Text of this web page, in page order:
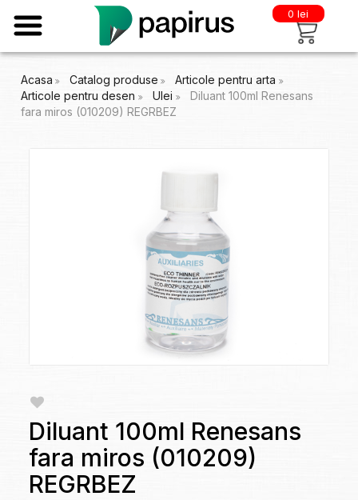
0 lei
Acasa Catalog produse
Articole pentru arta
Articole pentru desen
Ulei
Diluant 100ml Renesans
fara miros (010209) REGRBEZ
Diluant 100ml Renesans
fara miros (010209)
REGRBEZ